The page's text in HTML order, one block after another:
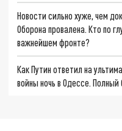
Новости сильно хуже, чем
Оборона провалена. Кто по
важнейшем фронте?
Как Путин ответил на
войны ночь в Одессе.